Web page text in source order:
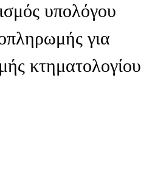
υπολόγου
για
κτηματολογίου